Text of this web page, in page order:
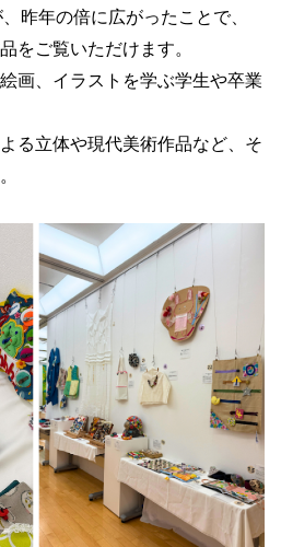
昨年の倍に広がったことで、
をご覧いただけます。
画、イラストを学ぶ学生や卒業
る立体や現代美術作品など、そ